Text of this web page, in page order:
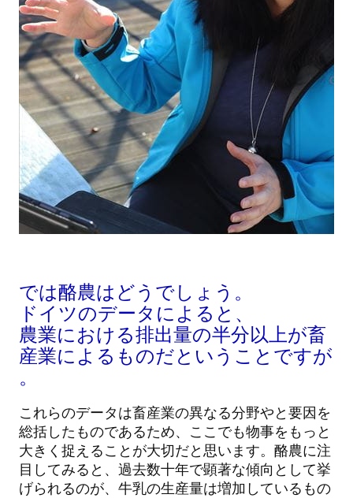
では酪農はどうでしょう。
ドイツのデータによると、
農業における排出量の半分以上が畜
産業によるものだということですが
。
これらのデータは畜産業の異なる分野やと要因を
総括したものであるため、ここでも物事をもっと
大きく捉えることが大切だと思います。酪農に注
目してみると、過去数十年で顕著な傾向として挙
げられるのが、牛乳の生産量は増加しているもの